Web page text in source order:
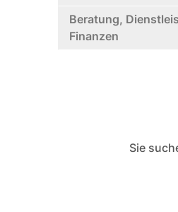
Beratung,
Finanzen
Sie